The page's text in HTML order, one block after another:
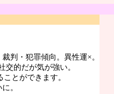
判・犯罪傾向。異性運×。
的だが気が強い。
とができます。
。